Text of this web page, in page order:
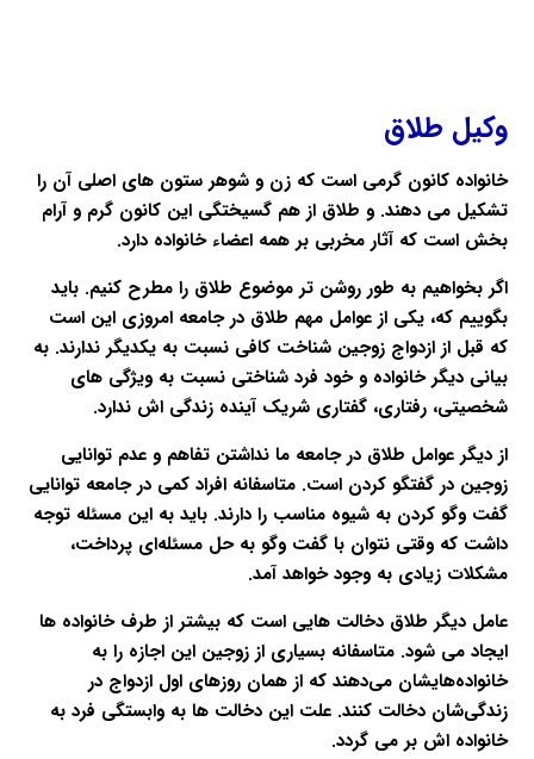
وکیل طلاق
خانواده کانون گرمی است که زن و شوهر ستون های اصلی آن را
تشکیل می دهند. و طلاق از هم گسیختگی این کانون گرم و آرام
بخش است که آثار مخربی بر همه اعضاءخانواده دارد.
اگر بخواهیم به طور روشن تر موضوع طلاق را مطرح کنیم. باید
بگوییم که، یکی از عوامل مهم طلاق در جامعه امروزی این است
که قبل از ازدواج زوجین شناخت کافی نسبت به یکدیگر ندارند. به
بیانی دیگر خانواده و خود فرد شناختی نسبت به ویژگی های
شخصیتی، رفتاری، گفتاری شریک آینده زندگی اش ندارد.
از دیگر عوامل طلاق در جامعه‌ ما نداشتن تفاهم و عدم توانایی
زوجین در گفتگو کردن است. متاسفانه افراد کمی در جامعه توانایی
گفت‌ وگو کردن به شیوه مناسب را دارند. باید به این مسئله توجه
داشت که وقتی نتوان با گفت‌ وگو به حل مسئله‌ای پرداخت،
مشکلات زیادی به وجود خواهد آمد.
عامل دیگر طلاق دخالت هایی است که بیشتر از طرف خانواده ها
ایجاد می شود. متاسفانه بسیاری از زوجین این اجازه را به
خانواده‌هایشان می‌دهند که از همان روزهای اول ازدواج در
زندگی‌شان دخالت كنند. علت این دخالت ها به وابستگی فرد به
خانواده اش بر می گردد.